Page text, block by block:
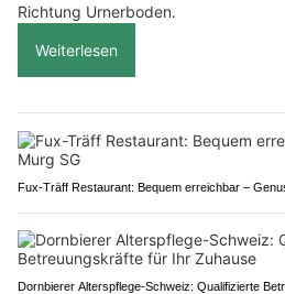
Richtung Urnerboden.
Weiterlesen
Fux-Träff Restaurant: Bequem erreichbar –
Dornbierer Alterspflege-Schweiz: Qualifizierte